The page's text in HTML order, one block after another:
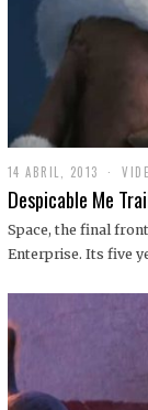
14 ABRIL, 2013
9
D
C
I
1
Despicable Me
Space, the final
Enterprise. Its five